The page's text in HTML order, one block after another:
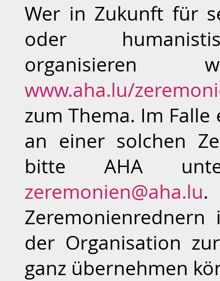
Wer in Zukunft für
oder
www.aha.lu/
zum Thema. Im
an einer solchen
bitte AHA
zeremonien@aha.lu.
der Organisation
ganz übernehmen